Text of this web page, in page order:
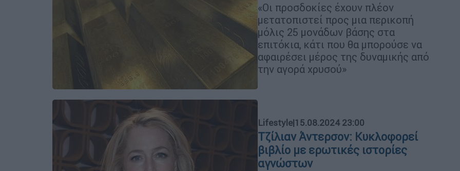
«Οι προσδοκίες έχουν πλέον
μετατοπιστεί προς μια περικοπή
μόλις 25 μονάδων βάσης στα
επιτόκια, κάτι που θα μπορούσε να
αφαιρέσει μέρος της δυναμικής από
την αγορά χρυσού»
Lifestyle|15.08.2024 23:00
Τζίλιαν Άντερσον: Κυκλοφορεί
βιβλίο με ερωτικές ιστορίες
αγνώστων